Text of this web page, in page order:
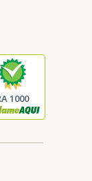
1000